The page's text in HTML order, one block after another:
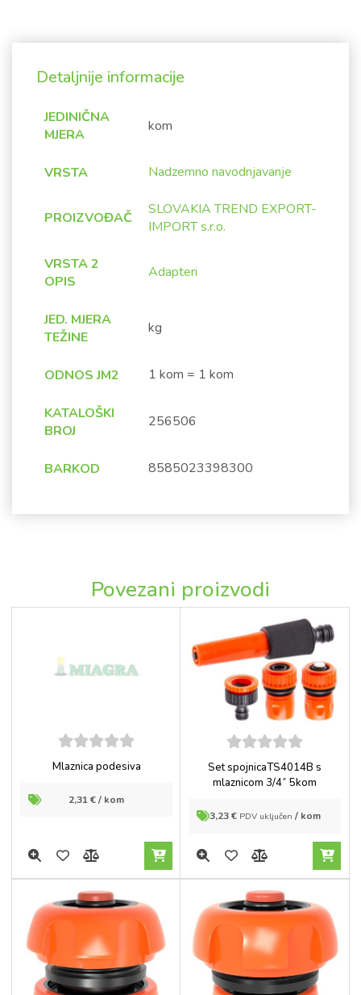
Detaljnije informacije
JEDINIČNA
MJERA
kom
VRSTA Nadzemno navodnjavanje
PROIZVOĐAČ
SLOVAKIA TREND EXPORT-
IMPORT s.r.o.
VRSTA 2
OPIS
Adapteri
JED. MJERA
TEŽINE
kg
ODNOS JM2 1 kom = 1 kom
KATALOŠKI
BROJ
256506
BARKOD 8585023398300
Povezani proizvodi
5out of
Mlaznica podesiva
2,31€/ kom
out of
5
Set spojnicaTS4014B s
mlaznicom 3/4˝ 5kom
3,23€ PDV uključen / kom